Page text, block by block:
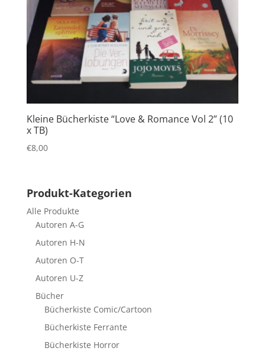
Kleine Bücherkiste “Love & Romance Vol 2” (10
x TB)
€8,00
Produkt-Kategorien
Alle Produkte
Autoren A-G
Autoren H-N
Autoren O-T
Autoren U-Z
Bücher
Bücherkiste Comic/Cartoon
Bücherkiste Ferrante
Bücherkiste Horror